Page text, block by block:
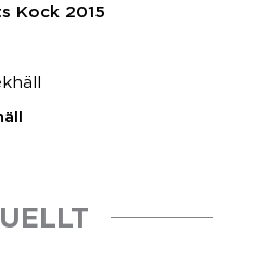
Kock 2015